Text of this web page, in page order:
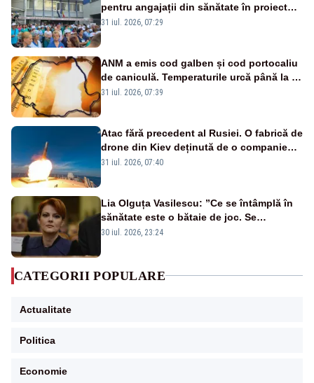
pentru angajații din sănătate în proiectul
Legii salarizării
31 iul. 2026, 07:29
ANM a emis cod galben și cod portocaliu
de caniculă. Temperaturile urcă până la 38
de grade, iar nopțile devin tropicale
31 iul. 2026, 07:39
Atac fără precedent al Rusiei. O fabrică de
drone din Kiev deținută de o companie
americană, distrusă de o rachetă
31 iul. 2026, 07:40
Lia Olguța Vasilescu: ”Ce se întâmplă în
sănătate este o bătaie de joc. Se
guvernează extraordinar de prost”
30 iul. 2026, 23:24
CATEGORII POPULARE
Actualitate
Politica
Economie